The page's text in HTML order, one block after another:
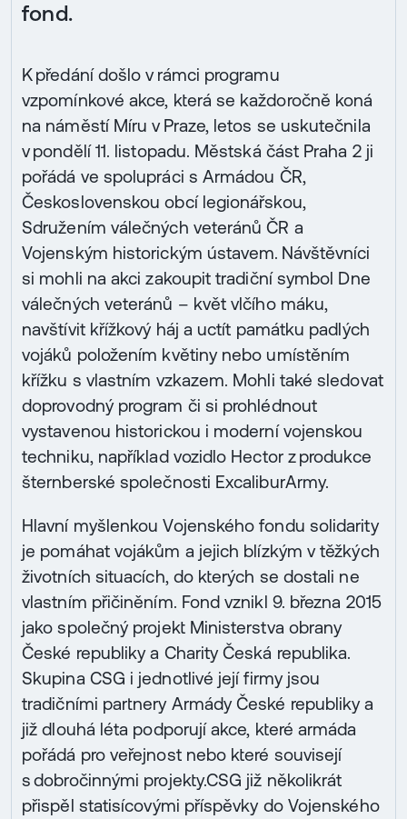
fond.
K předání došlo v rámci programu
vzpomínkové akce, která se každoročně koná
na náměstí Míru v Praze, letos se uskutečnila
v pondělí 11. listopadu. Městská část Praha 2 ji
pořádá ve spolupráci s Armádou ČR,
Československou obcí legionářskou,
Sdružením válečných veteránů ČR a
Vojenským historickým ústavem. Návštěvníci
si mohli na akci zakoupit tradiční symbol Dne
válečných veteránů – květ vlčího máku,
navštívit křížkový háj a uctít památku padlých
vojáků položením květiny nebo umístěním
křížku s vlastním vzkazem. Mohli také sledovat
doprovodný program či si prohlédnout
vystavenou historickou i moderní vojenskou
techniku, například vozidlo Hector z produkce
šternberské společnosti ExcaliburArmy.
Hlavní myšlenkou Vojenského fondu solidarity
je pomáhat vojákům a jejich blízkým v těžkých
životních situacích, do kterých se dostali ne
vlastním přičiněním. Fond vznikl 9. března 2015
jako společný projekt Ministerstva obrany
České republiky a Charity Česká republika.
Skupina CSG i jednotlivé její firmy jsou
tradičními partnery Armády České republiky a
již dlouhá léta podporují akce, které armáda
pořádá pro veřejnost nebo které souvisejí
s dobročinnými projekty.CSG již několikrát
přispěl statisícovými příspěvky do Vojenského